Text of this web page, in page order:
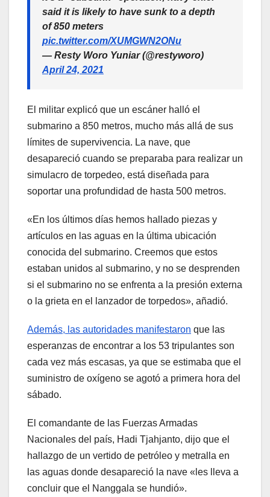
said it is likely to have sunk to a depth
of 850 meters
pic.twitter.com/XUMGWN2ONu
— Resty Woro Yuniar (@restyworo)
April 24, 2021
El militar explicó que un escáner halló el
submarino a 850 metros, mucho más allá de sus
límites de supervivencia. La nave, que
desapareció cuando se preparaba para realizar un
simulacro de torpedeo, está diseñada para
soportar una profundidad de hasta 500 metros.
«En los últimos días hemos hallado piezas y
artículos en las aguas en la última ubicación
conocida del submarino. Creemos que estos
estaban unidos al submarino, y no se desprenden
si el submarino no se enfrenta a la presión externa
o la grieta en el lanzador de torpedos», añadió.
Además, las autoridades manifestaron que las
esperanzas de encontrar a los 53 tripulantes son
cada vez más escasas, ya que se estimaba que el
suministro de oxígeno se agotó a primera hora del
sábado.
El comandante de las Fuerzas Armadas
Nacionales del país, Hadi Tjahjanto, dijo que el
hallazgo de un vertido de petróleo y metralla en
las aguas donde desapareció la nave «les lleva a
concluir que el Nanggala se hundió».